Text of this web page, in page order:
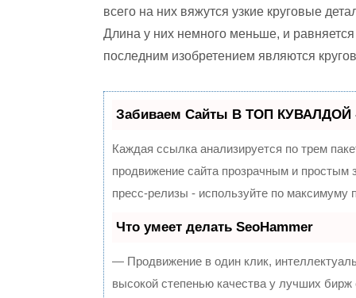
всего на них вяжутся узкие круговые
Длина у них немного меньше, и
последним изобретением являются
Забиваем Сайты В ТОП КУВАЛДОЙ -
Каждая ссылка анализируется по трем
продвижение сайта прозрачным и
пресс-релизы - используйте по
Что умеет делать SeoHammer
— Продвижение в один клик,
высокой степенью качества у лучших бирж